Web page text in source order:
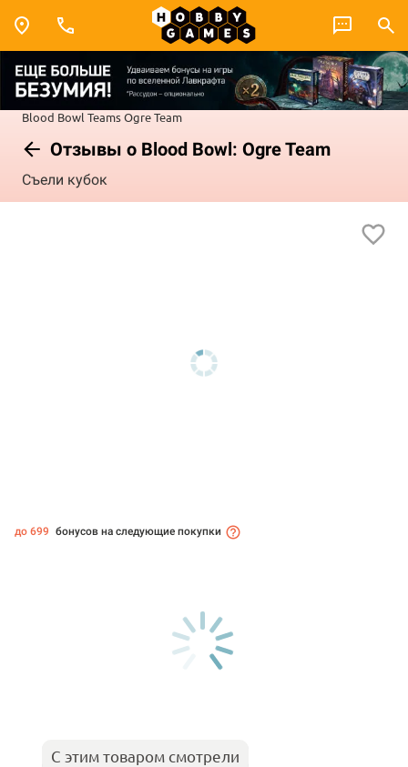
Blood Bowl TeamsOgre Team
Отзывы о Blood Bowl: Ogre Team
Съели кубок
до 699 бонусов на следующие покупки
С этим товаром смотрели